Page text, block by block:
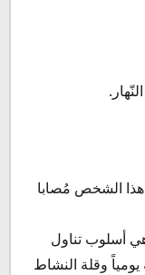
كتلة الجسم عن 30 يصبح هذا الشخص مُصابا
أسلوب تناول
يومياً وقلة النشاط